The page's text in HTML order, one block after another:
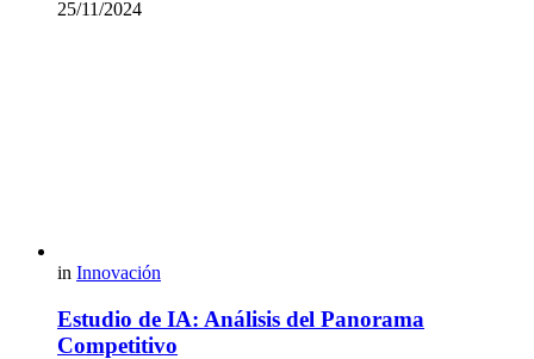
25/11/2024
in Innovación
Estudio de IA: Análisis del Panorama
Competitivo